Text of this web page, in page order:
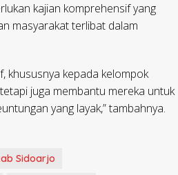
kajian komprehensif yang
masyarakat terlibat dalam
khususnya kepada kelompok
juga membantu mereka untuk
yang layak,” tambahnya.
Sidoarjo